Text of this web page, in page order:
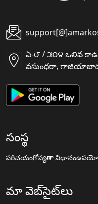
ఏ-౮ / ౫౦౪ ఒలివ
వసుంధరా, గాజియాబాద,
సంస్థ
పరిచయంగోప్యతా విధానం
మా వెబ్‌సైట్‌లు